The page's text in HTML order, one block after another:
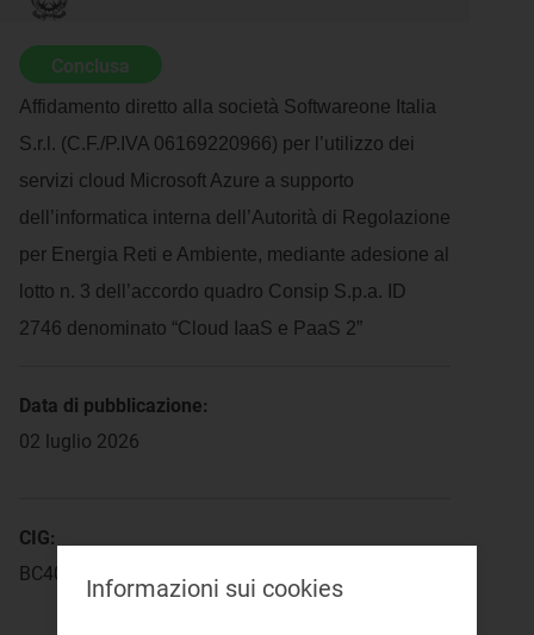
Conclusa
Affidamento diretto alla società Softwareone Italia
S.r.l. (C.F./P.IVA 06169220966) per l’utilizzo dei
servizi cloud Microsoft Azure a supporto
dell’informatica interna dell’Autorità di Regolazione
per Energia Reti e Ambiente, mediante adesione al
lotto n. 3 dell’accordo quadro Consip S.p.a. ID
2746 denominato “Cloud IaaS e PaaS 2”
Data di pubblicazione:
02 luglio 2026
CIG:
BC40F3BEBC (derivato)
Informazioni sui cookies